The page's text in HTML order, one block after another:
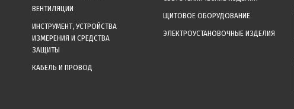
ВЕНТИЛЯЦИИ
ИНСТРУМЕНТ, УСТРОЙСТВА
ИЗМЕРЕНИЯ И СРЕДСТВА
ЗАЩИТЫ
КАБЕЛЬ И ПРОВОД
ЩИТОВОЕ ОБОРУДОВАНИЕ
ЭЛЕКТРОУСТАНОВОЧНЫЕ ИЗДЕЛИЯ